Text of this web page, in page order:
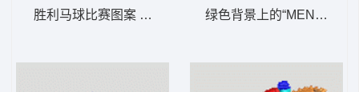
胜利马球比赛图案 男装 绿色背景上的